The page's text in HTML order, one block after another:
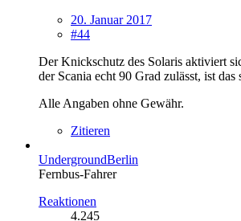
20. Januar 2017
#44
Der Knickschutz des Solaris aktiviert
der Scania echt 90 Grad zulässt, ist das
Alle Angaben ohne Gewähr.
Zitieren
UndergroundBerlin
Fernbus-Fahrer
Reaktionen
4.245